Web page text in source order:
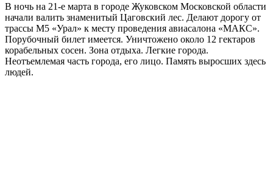
В ночь на 21-е марта в городе Жуковском Московской области
начали валить знаменитый Цаговский лес. Делают дорогу от
трассы М5 «Урал» к месту проведения авиасалона «МАКС».
Порубочный билет имеется. Уничтожено около 12 гектаров
корабельных сосен. Зона отдыха. Легкие города.
Неотъемлемая часть города, его лицо. Память выросших здесь
людей.